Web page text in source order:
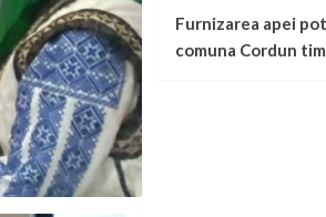
Furnizarea apei
comuna Cordun